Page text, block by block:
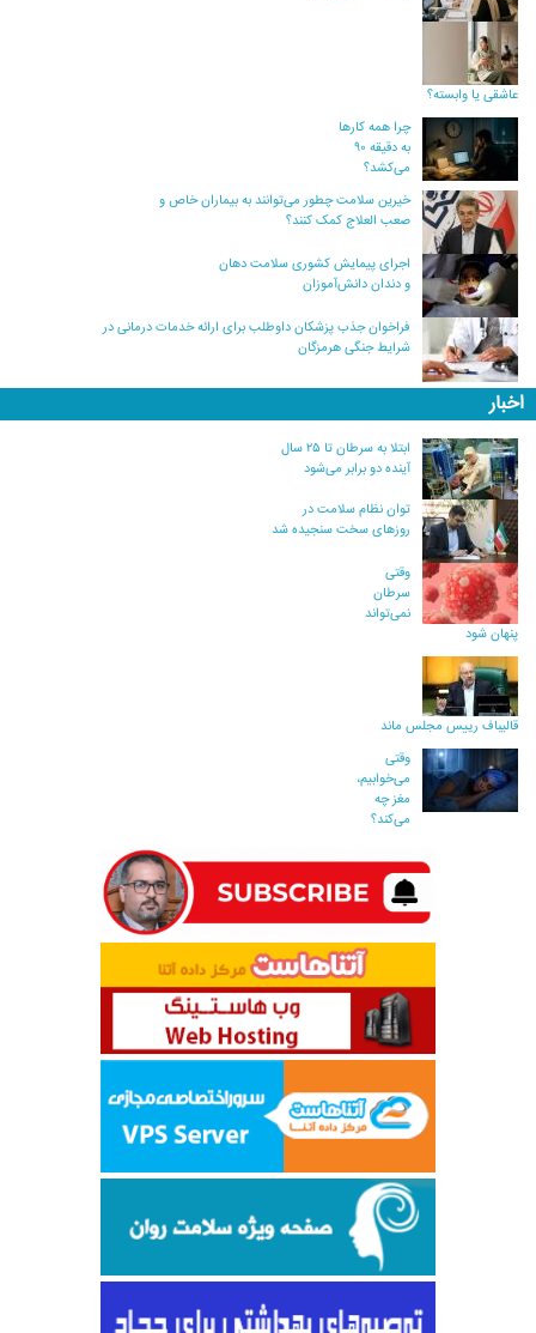
عاشقی یا وابسته؟
چرا همه کارها
به دقیقه ۹۰
می‌کشد؟
خیرین سلامت چطور می‌توانند به بیماران خاص و
صعب العلاج کمک کنند؟
اجرای پیمایش کشوری سلامت دهان
و دندان دانش‌آموزان
فراخوان جذب پزشکان داوطلب برای ارائه خدمات درمانی در
شرایط جنگی هرمزگان
اخبار
ابتلا به سرطان تا ۲۵ سال
آینده دو برابر می‌شود
توان نظام سلامت در
روزهای سخت سنجیده شد
وقتی
سرطان
نمی‌تواند
پنهان شود
قالیباف رییس مجلس ماند
وقتی
می‌خوابیم،
مغز چه
می‌کند؟